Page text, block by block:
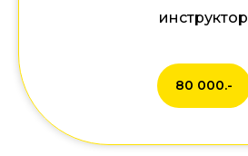
инструктор
80 000.-